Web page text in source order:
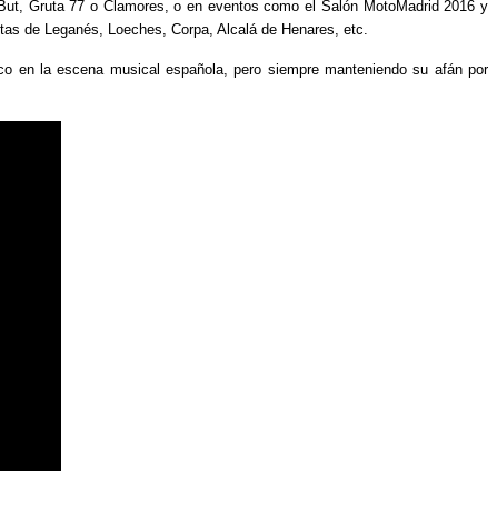
Gruta 77 o Clamores, o en eventos como el Salón MotoMadrid 2016 y
de Leganés, Loeches, Corpa, Alcalá de Henares, etc.
en la escena musical española, pero siempre manteniendo su afán por